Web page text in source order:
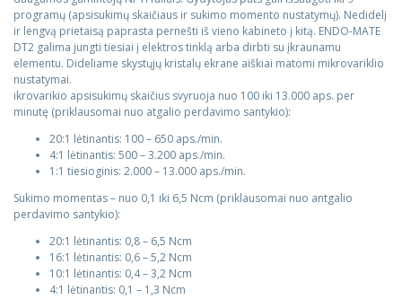
Katalogai
Veterinarijos instrumentai ir įranga
programų (apsisukimų skaičiaus ir sukimo momento nustatymų). Nedidelį
ir lengvą prietaisą paprasta pernešti iš vieno kabineto į kitą. ENDO-MATE
DT2 galima jungti tiesiai į elektros tinklą arba dirbti su įkraunamu
elementu. Dideliame skystųjų kristalų ekrane aiškiai matomi mikrovariklio
nustatymai.
ikrovarikio apsisukimų skaičius svyruoja nuo 100 iki 13.000 aps. per
minutę (priklausomai nuo atgalio perdavimo santykio):
20:1 lėtinantis: 100 – 650 aps./min.
4:1 lėtinantis: 500 – 3.200 aps./min.
1:1 tiesioginis: 2.000 – 13.000 aps./min.
Sukimo momentas – nuo 0,1 iki 6,5 Ncm (priklausomai nuo antgalio
perdavimo santykio):
20:1 lėtinantis: 0,8 – 6,5 Ncm
16:1 lėtinantis: 0,6 – 5,2 Ncm
10:1 lėtinantis: 0,4 – 3,2 Ncm
4:1 lėtinantis: 0,1 – 1,3 Ncm